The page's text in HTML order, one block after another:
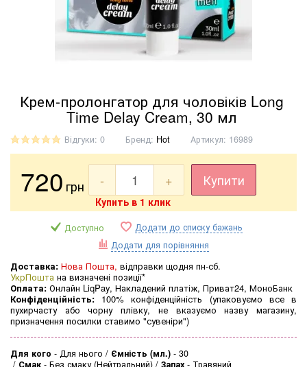
Крем-пролонгатор для чоловіків Long
Time Delay Cream, 30 мл
Відгуки: 0 Бренд: Hot Артикул: 16989
720 грн - + Купити
Купить в 1 клик
Доступно
Додати до списку бажань
Додати для порівняння
Доставка: Нова Пошта, відправки щодня пн-сб.
УкрПошта на визначені позиції*
Оплата: Онлайн LiqPay, Накладений платіж, Приват24, МоноБанк
Конфіденційність: 100% конфіденційність (упаковуємо все в
пухирчасту або чорну плівку, не вказуємо назву магазину,
призначення посилки ставимо "сувеніри")
Для кого - Для нього Ємність (мл.) - 30
Смак - Без смаку (Нейтральний) Запах - Травяний